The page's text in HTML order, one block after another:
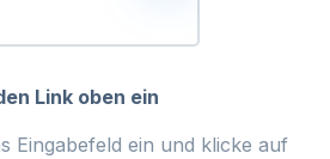
Link oben ein
Eingabefeld ein und klicke auf